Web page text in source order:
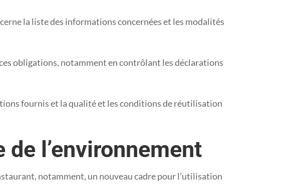
la liste des informations concernées et les modalités
obligations, notamment en contrôlant les déclarations
fournis et la qualité et les conditions de réutilisation
l’environnement
notamment, un nouveau cadre pour l’utilisation